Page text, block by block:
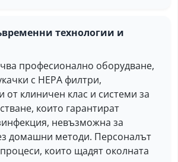
технологии и
професионално оборудване,
с HEPA филтри,
от клиничен клас и системи за
които гарантират
невъзможна за
домашни методи. Персоналът
които щадят околната